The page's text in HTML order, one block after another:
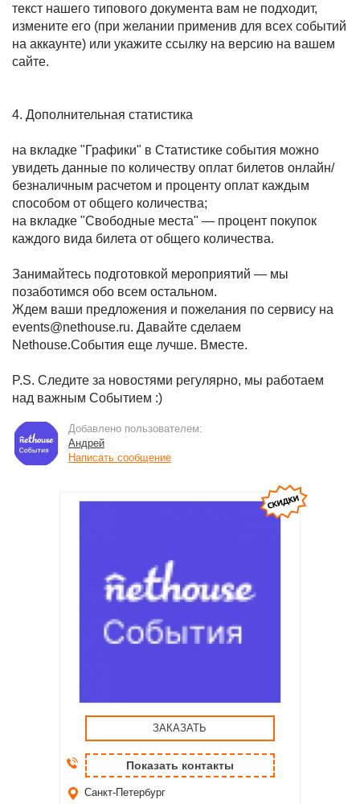
текст нашего типового документа вам не подходит,
измените его (при желании применив для всех событий
на аккаунте) или укажите ссылку на версию на вашем
сайте.
4. Дополнительная статистика
на вкладке "Графики" в Статистике события можно
увидеть данные по количеству оплат билетов онлайн/
безналичным расчетом и проценту оплат каждым
способом от общего количества;
на вкладке "Свободные места" — процент покупок
каждого вида билета от общего количества.
Занимайтесь подготовкой мероприятий — мы
позаботимся обо всем остальном.
Ждем ваши предложения и пожелания по сервису на
events@nethouse.ru. Давайте сделаем
Nethouse.События еще лучше. Вместе.
P.S. Следите за новостями регулярно, мы работаем
над важным Событием :)
Добавлено пользователем:
Андрей
Написать сообщение
ЗАКАЗАТЬ
Показать контакты
Санкт-Петербург